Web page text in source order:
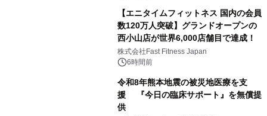
【エニタイムフィットネス 国内の会員
数120万人突破】グランドオープンの
西小山店が世界6,000店舗目で達成！
株式会社Fast Fitness Japan
6時間前
令和8年熊本地震の被災地医療を支
援 『今日の臨床サポート』を無償提
供